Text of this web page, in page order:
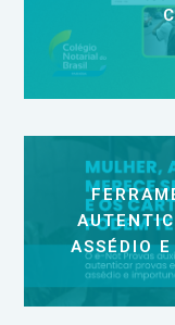
ASSÉDIO